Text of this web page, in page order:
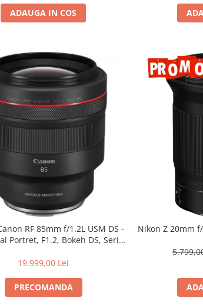
ADAUGA IN COS
RF 85mm f/1.2L USM DS -
Portret, F1.2, Bokeh DS, Seria
19.999,00 Lei
PRECOMANDA
Nikon Z 20mm